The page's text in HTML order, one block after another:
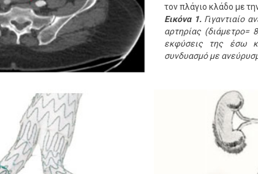
τον πλάγιο κλάδο με
Εικόνα 1.Γιγαντιαίο
αρτηρίας (διάμετρο=
εκφύσεις της έσω
συνδυασμό με